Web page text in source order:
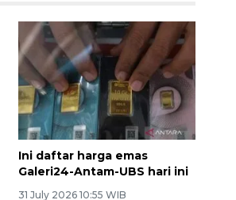
Ini daftar harga emas
Galeri24-Antam-UBS hari ini
31 July 2026 10:55 WIB